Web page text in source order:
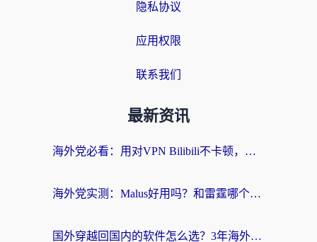
隐私协议
应用权限
联系我们
最新资讯
海外党必看：用对VPN Bilibili不卡顿，英国玩国内游戏也丝滑——2026回国加速器选择指南
海外党实测：Malus好用吗？和雷霆哪个好？+ 3款热门加速器深度对比
国外穿越回国内的软件怎么选？3年海外党亲测实用指南，告别地域限制